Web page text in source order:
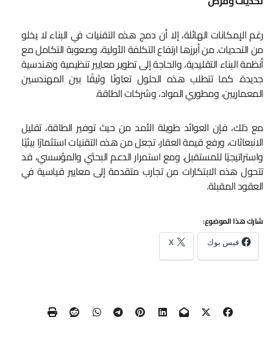
رغم الإمكانات الهائلة، إلا أن دمج هذه التقنيات في البناء لا يخلو
من التحديات. من أبرزها ارتفاع التكلفة الأولية، وصعوبة التكامل مع
أنظمة البناء التقليدية، والحاجة إلى تطوير معايير تنظيمية وهندسية
جديدة. كما تتطلب هذه الحلول تعاونًا وثيقًا بين المهندسين
المعماريين، ومطوري المواد، وشركات الطاقة.
مع ذلك، فإن العوائد طويلة الأمد من حيث توفير الطاقة، تقليل
الانبعاثات، ورفع قيمة العقار، تجعل من هذه التقنيات استثمارًا بيئيًا
واستراتيجيًا للمستقبل. ومع استمرار الدعم البحثي والمؤسسي، قد
تتحول هذه الابتكارات من تجارب متقدمة إلى معايير قياسية في
العقود المقبلة.
شارك هذا الموضوع:
فيس بوك X